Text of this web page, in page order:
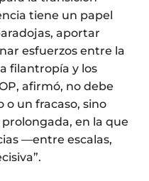
tiene un papel
aportar
esfuerzos entre la
filantropía y los
afirmó, no debe
un fracaso, sino
en la que
—entre escalas,